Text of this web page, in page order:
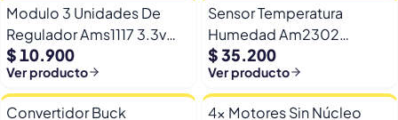
Modulo 3 Unidades De
Regulador Ams1117 3.3v
Yp-8 Con Pines
$ 10.900
Ver producto
Sensor Temperatura
Humedad Am2302
Dht22/am2302 Digital
Esp32
$ 35.200
Ver producto
Convertidor Buck
4x Motores Sin Núcleo